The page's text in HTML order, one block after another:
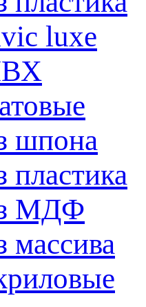
luxe
шпона
пластика
МДФ
массива